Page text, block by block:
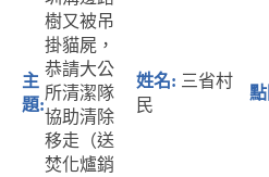
樹又被吊
掛貓屍，
恭請大公
所清潔隊
協助清除
移走（送
焚化爐銷
三省村
民